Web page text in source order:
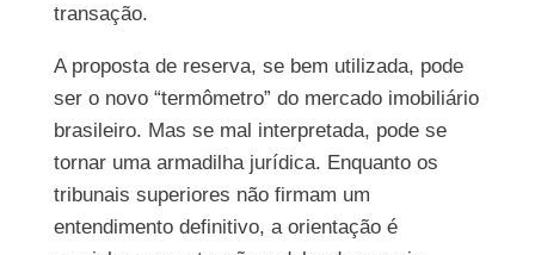
transação.
A proposta de reserva, se bem utilizada, pode
ser o novo “termômetro” do mercado imobiliário
brasileiro. Mas se mal interpretada, pode se
tornar uma armadilha jurídica. Enquanto os
tribunais superiores não firmam um
entendimento definitivo, a orientação é